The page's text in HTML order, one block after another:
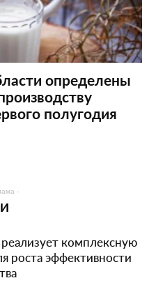
определены
полугодия
-
комплексную
роста эффективности